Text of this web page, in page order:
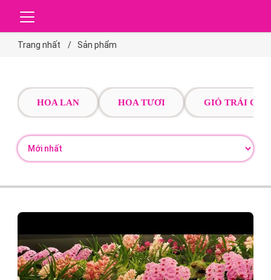
Trang nhất Sản phẩm
HOA LAN HOA TƯƠI GIỎ TRÁI CÂY